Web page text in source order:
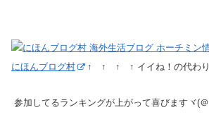
にほんブログ村 ↑ ↑ ↑ ↑ イイね！の代わり
参加してるランキングが上がって喜びますヾ(